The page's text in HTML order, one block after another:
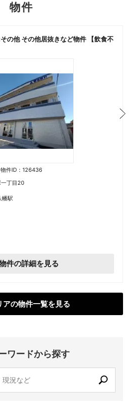
物件
の他 その他居抜きなど物件 【飲食不
物件ID：126436
一丁目20
幡駅
件の詳細を見る
アの物件一覧を見る
ワードから探す